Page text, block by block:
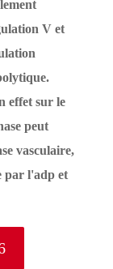
V et
effet sur le
peut
vasculaire,
par l'adp et